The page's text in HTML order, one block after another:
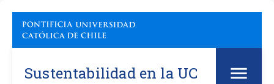
Sustentabilidad en la UC